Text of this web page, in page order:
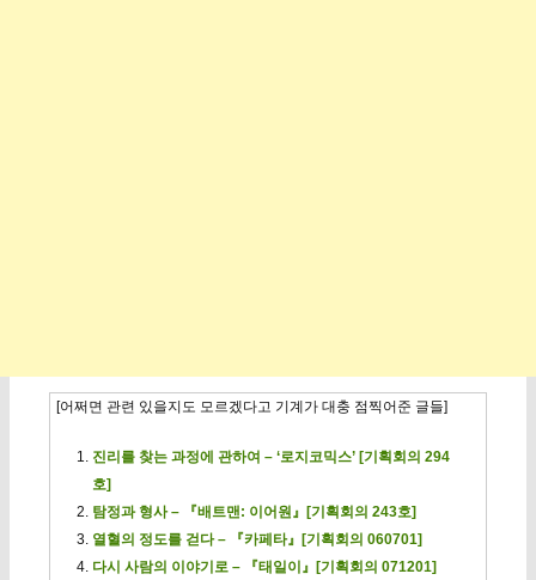
[어쩌면 관련 있을지도 모르겠다고 기계가 대충 점찍어준 글들]
진리를 찾는 과정에 관하여 – ‘로지코믹스’ [기획회의 294
호]
탐정과 형사 – 『배트맨: 이어원』[기획회의 243호]
열혈의 정도를 걷다 – 『카페타』[기획회의 060701]
다시 사람의 이야기로 – 『태일이』[기획회의 071201]